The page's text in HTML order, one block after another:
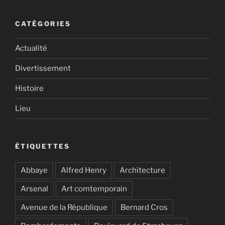
CATÉGORIES
Actualité
Divertissement
Histoire
Lieu
ÉTIQUETTES
Abbaye Alfred Henry Architecture
Arsenal Art comtemporain
Avenue de la République Bernard Cros